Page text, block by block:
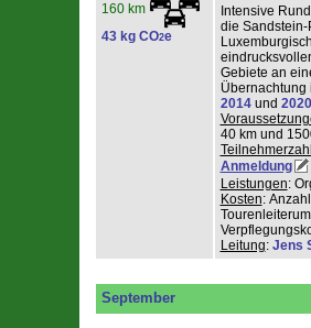
160 km
43 kg CO2e
Intensive
die
Gebiete an
Übernachtung
2014und 2020
40 km und
Anmeldung
Leistungen:
Kosten:
Leitung: Jens
September